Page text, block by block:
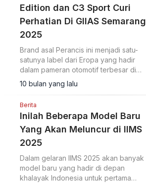
Edition dan C3 Sport Curi
Perhatian Di GIIAS Semarang
2025
Brand asal Perancis ini menjadi satu-
satunya label dari Eropa yang hadir
dalam pameran otomotif terbesar di
Jawa Tengah ini.
10 bulan yang lalu
Berita
Inilah Beberapa Model Baru
Yang Akan Meluncur di IIMS
2025
Dalam gelaran IIMS 2025 akan banyak
model baru yang hadir di depan
khalayak Indonesia untuk pertama